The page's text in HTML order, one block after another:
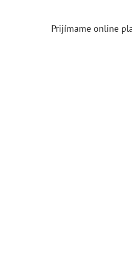
Prijímame online